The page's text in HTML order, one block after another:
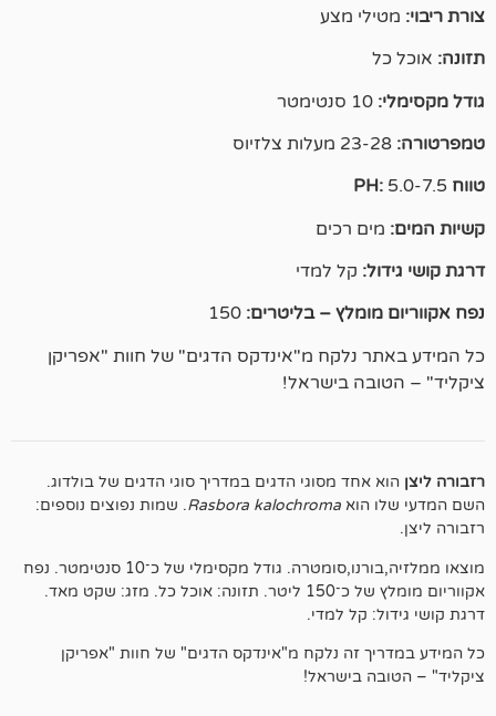
מצע
רכים
קל למדי
– בליטרים:150
נלקח מ"אינדקס הדגים" של חוות "אפריקן
בישראל!
מסוגי הדגים במדריך סוגי הדגים של בולדוג.
הואRasbora kalochroma. שמות נפוצים נוספים:
מוצאו ממלזיה,בורנו,סומטרה. גודל מקסימלי של כ־10 סנטימטר. נפח
אקווריום מומלץ של כ־150 ליטר. תזונה: אוכל כל. מזג: שקט מאד.
קל למדי.
זה נלקח מ"אינדקס הדגים" של חוות "אפריקן
בישראל!